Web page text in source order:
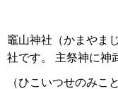
竈山神社（かまやま
社です。 主祭神に神
（ひこいつせのみこ